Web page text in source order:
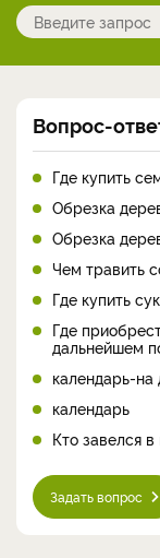
Вопрос-
Где купить
Обрезка
Обрезка
Чем травить
Где купить
Где
дальнейшем
календарь-на
календарь
Кто завелся
Задать вопрос